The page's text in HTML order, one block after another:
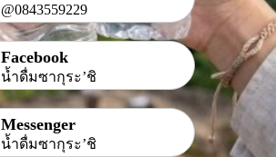
@0843559229
Facebook
น้ำดื่มซากุระ’ชิ
Messenger
น้ำดื่มซากุระ’ชิ